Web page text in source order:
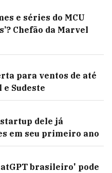
e séries do MCU
Chefão da Marvel
para ventos de até
Sudeste
dele já
em seu primeiro ano
brasileiro' pode